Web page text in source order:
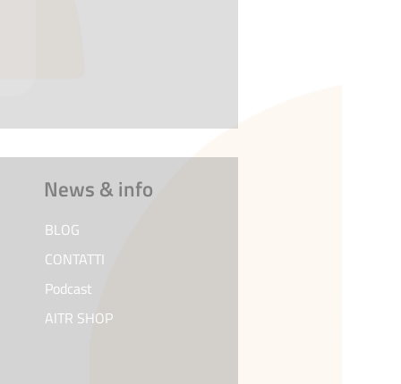
News & info
BLOG
CONTATTI
Podcast
AITR SHOP